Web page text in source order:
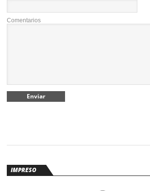
Comentarios
IMPRESO